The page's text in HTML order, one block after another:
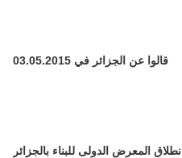
قالوا عن الجزائر في 03.05.2015
انطلاق المعرض الدولى للبناء بالجزائر